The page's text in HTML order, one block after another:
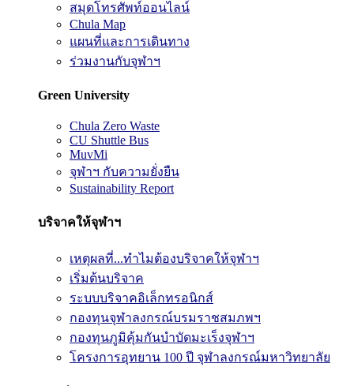
สมุดโทรศัพท์ออนไลน์
Chula Map
แผนที่และการเดินทาง
ร่วมงานกับจุฬาฯ
Green University
Chula Zero Waste
CU Shuttle Bus
MuvMi
จุฬาฯ กับความยั่งยืน
Sustainability Report
บริจาคให้จุฬาฯ
เหตุผลที่...ทำไมต้องบริจาคให้จุฬาฯ
เริ่มต้นบริจาค
ระบบบริจาคอิเล็กทรอนิกส์
กองทุนจุฬาลงกรณ์บรมราชสมภพฯ
กองทุนภูมิคุ้มกันบำบัดมะเร็งจุฬาฯ
โครงการอุทยาน 100 ปี จุฬาลงกรณ์มหาวิทยาลัย